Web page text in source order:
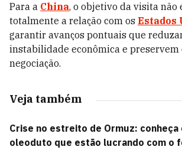
Para a China, o objetivo da visita não
totalmente a relação com os Estados
garantir avanços pontuais que
instabilidade econômica e preservem
negociação.
Veja também
Crise no estreito de Ormuz: conheça
oleoduto que estão lucrando com o